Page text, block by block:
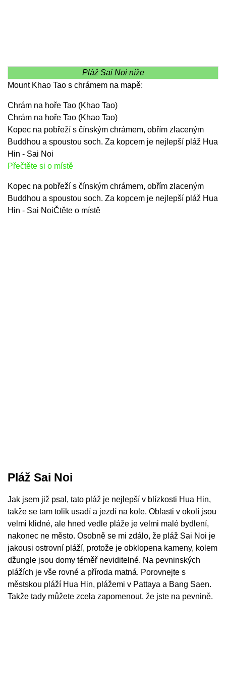
Pláž Sai Noi níže
Mount Khao Tao s chrámem na mapě:
Chrám na hoře Tao (Khao Tao)
Chrám na hoře Tao (Khao Tao)
Kopec na pobřeží s čínským chrámem, obřím zlaceným
Buddhou a spoustou soch. Za kopcem je nejlepší pláž Hua
Hin - Sai Noi
Přečtěte si o místě
Kopec na pobřeží s čínským chrámem, obřím zlaceným
Buddhou a spoustou soch. Za kopcem je nejlepší pláž Hua
Hin - Sai NoiČtěte o místě
Pláž Sai Noi
Jak jsem již psal, tato pláž je nejlepší v blízkosti Hua Hin,
takže se tam tolik usadí a jezdí na kole. Oblasti v okolí jsou
velmi klidné, ale hned vedle pláže je velmi malé bydlení,
nakonec ne město. Osobně se mi zdálo, že pláž Sai Noi je
jakousi ostrovní pláží, protože je obklopena kameny, kolem
džungle jsou domy téměř neviditelné. Na pevninských
plážích je vše rovné a příroda matná. Porovnejte s
městskou pláží Hua Hin, plážemi v Pattaya a Bang Saen.
Takže tady můžete zcela zapomenout, že jste na pevnině.